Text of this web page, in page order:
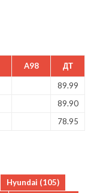
A98 ДТ
89.99
89.90
78.95
Hyundai (105)